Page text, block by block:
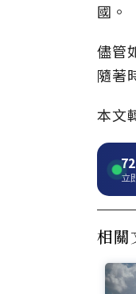
國。
儘管
隨著
本文
立
相關